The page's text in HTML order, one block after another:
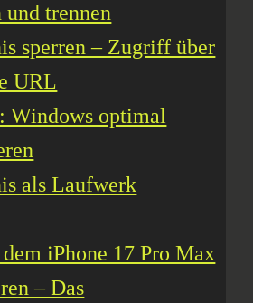
und trennen
sperren – Zugriff über
URL
Windows optimal
als Laufwerk
iPhone 17 Pro Max
– Das